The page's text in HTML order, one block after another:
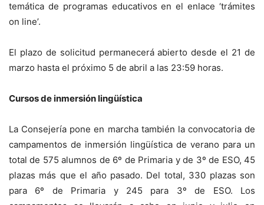
temática de programas educativos en el enlace ‘trámites
on line’.
El plazo de solicitud permanecerá abierto desde el 21 de
marzo hasta el próximo 5 de abril a las 23:59 horas.
Cursos de inmersión lingüística
La Consejería pone en marcha también la convocatoria de
campamentos de inmersión lingüística de verano para un
total de 575 alumnos de 6º de Primaria y de 3º de ESO, 45
plazas más que el año pasado. Del total, 330 plazas son
para 6º de Primaria y 245 para 3º de ESO. Los